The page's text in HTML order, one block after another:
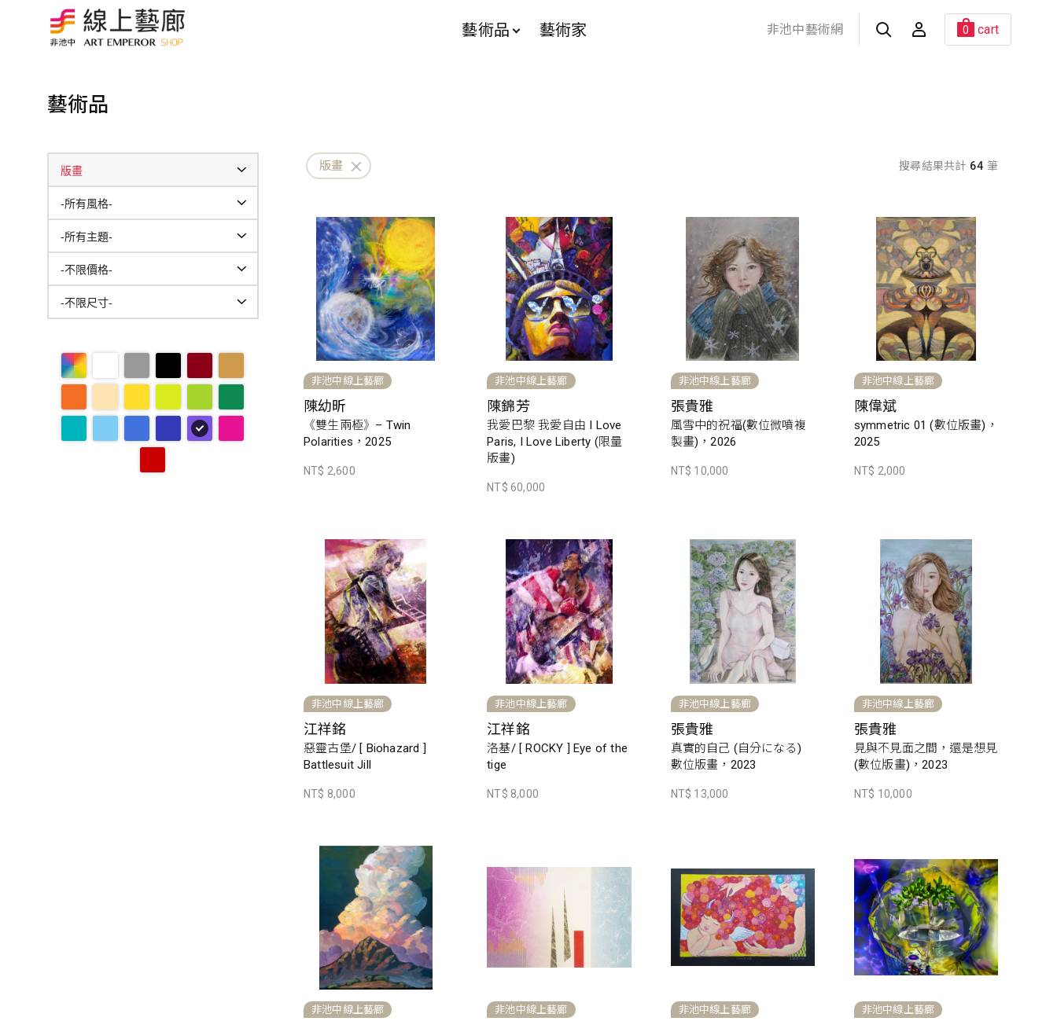
藝術品 藝術家 非池中藝術網 0 cart
藝術品
版畫 搜尋結果共計 64 筆
非池中線上藝廊
陳幼昕
《雙生兩極》– Twin
Polarities，2025
NT$ 2,600
非池中線上藝廊
陳錦芳
我愛巴黎 我愛自由 I Love
Paris, I Love Liberty (限量
版畫)
NT$ 60,000
非池中線上藝廊
張貴雅
風雪中的祝福(數位微噴複
製畫)，2026
NT$ 10,000
非池中線上藝廊
陳偉斌
symmetric 01 (數位版畫)，
2025
NT$ 2,000
非池中線上藝廊
江祥銘
惡靈古堡/ [ Biohazard ]
Battlesuit Jill
NT$ 8,000
非池中線上藝廊
江祥銘
洛基/ [ ROCKY ] Eye of the
tige
NT$ 8,000
非池中線上藝廊
張貴雅
真實的自己 (自分になる)
數位版畫，2023
NT$ 13,000
非池中線上藝廊
張貴雅
見與不見面之間，還是想見
(數位版畫)，2023
NT$ 10,000
非池中線上藝廊 非池中線上藝廊 非池中線上藝廊 非池中線上藝廊